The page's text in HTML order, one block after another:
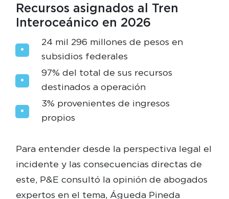
Recursos asignados al Tren
Interoceánico en 2026
24 mil 296 millones de pesos en
subsidios federales
97% del total de sus recursos
destinados a operación
3% provenientes de ingresos
propios
Para entender desde la perspectiva legal el
incidente y las consecuencias directas de
este, P&E consultó la opinión de abogados
expertos en el tema, Águeda Pineda